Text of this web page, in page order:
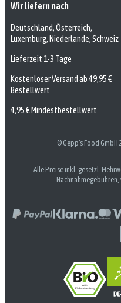
Wir liefern nach
Deutschland, Österreich,
Luxemburg, Niederlande, Schweiz
Lieferzeit 1-3 Tage
Kostenloser Versand ab 49,95 €
Bestellwert
4,95 € Mindestbestellwert
© Gepp’s Food
Alle Preise inkl. gesetzl.